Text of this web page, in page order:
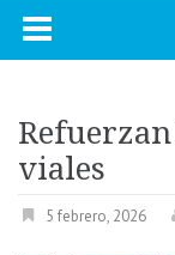
viales
5 febrero, 2026